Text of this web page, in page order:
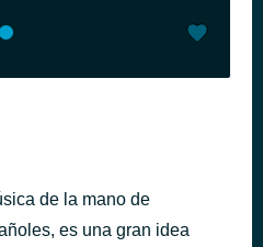
de la mano de
es una gran idea